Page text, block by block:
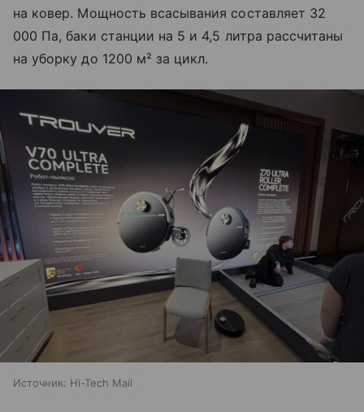
на ковер. Мощность всасывания составляет 32
000 Па, баки станции на 5 и 4,5 литра рассчитаны
на уборку до 1200 м² за цикл.
Источник: Hi-Tech Mail